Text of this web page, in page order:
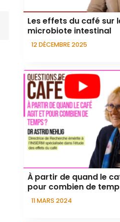
Les effets du café sur
microbiote intestinal
12 DÉCEMBRE 2025
À partir de quand le
pour combien de
11 MARS 2024